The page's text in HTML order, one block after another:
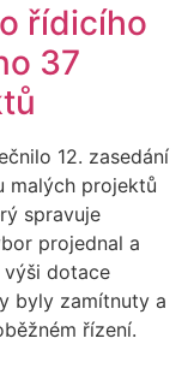
řídicího
37
12. zasedání
malých projektů
spravuje
projednal a
dotace
byly zamítnuty a
řízení.